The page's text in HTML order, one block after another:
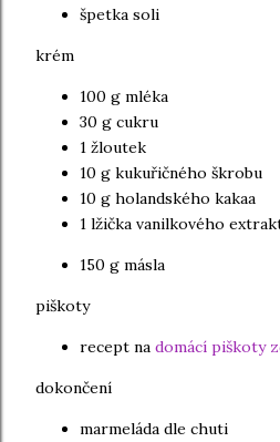
špetka soli
krém
100 g mléka
30 g cukru
1 žloutek
10 g kukuřičného škrobu
10 g holandského kakaa
1 lžička vanilkového
150 g másla
piškoty
recept na domácí piškoty
dokončení
marmeláda dle chuti